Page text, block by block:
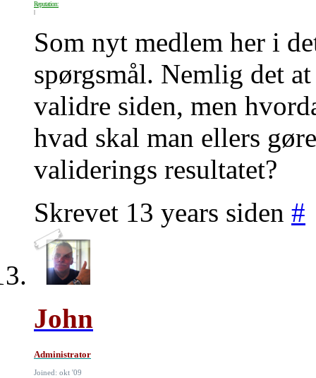
Reputation:
Som nyt medlem her i
spørgsmål. Nemlig det
validre siden, men
hvad skal man ellers
validerings resultatet?
Skrevet 13 years siden #
John
Administrator
Joined: okt '09